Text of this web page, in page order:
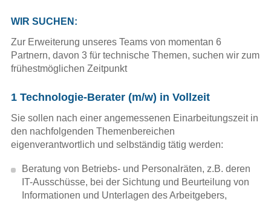
WIR SUCHEN:
Zur Erweiterung unseres Teams von momentan 6
Partnern, davon 3 für technische Themen, suchen wir zum
frühestmöglichen Zeitpunkt
1 Technologie-Berater (m/w) in Vollzeit
Sie sollen nach einer angemessenen Einarbeitungszeit in
den nachfolgenden Themenbereichen
eigenverantwortlich und selbständig tätig werden:
Beratung von Betriebs- und Personalräten, z.B. deren
IT-Ausschüsse, bei der Sichtung und Beurteilung von
Informationen und Unterlagen des Arbeitgebers,
Personalplanung (IGM)
Personalplanung
Mitbestimmungs-Praxis
Handbuch Wirtschaftsausschuss
Wirtschaftsausschuss und Betriebsrat
Übergang in den Ruhestand